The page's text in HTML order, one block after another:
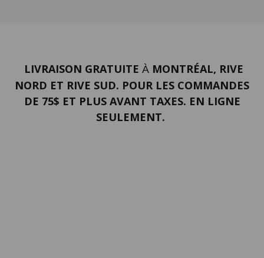
LIVRAISON GRATUITE ÀMONTRÉAL, RIVE
NORD ET RIVE SUD. POUR LES COMMANDES
DE 75$ ET PLUS AVANT TAXES. EN LIGNE
SEULEMENT.